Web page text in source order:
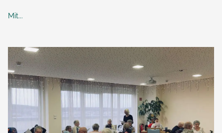
Mit...